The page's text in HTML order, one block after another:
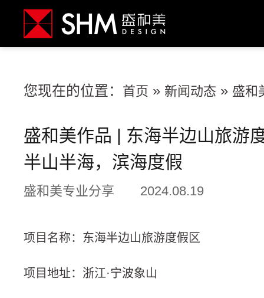
您现在的位置： 首页 » 新闻动态 » 盛和
盛和美作品 | 东海半边山旅游
半山半海，滨海度假
盛和美专业分享 2024.08.19
项目名称：东海半边山旅游度假区
项目地址：浙江·宁波象山